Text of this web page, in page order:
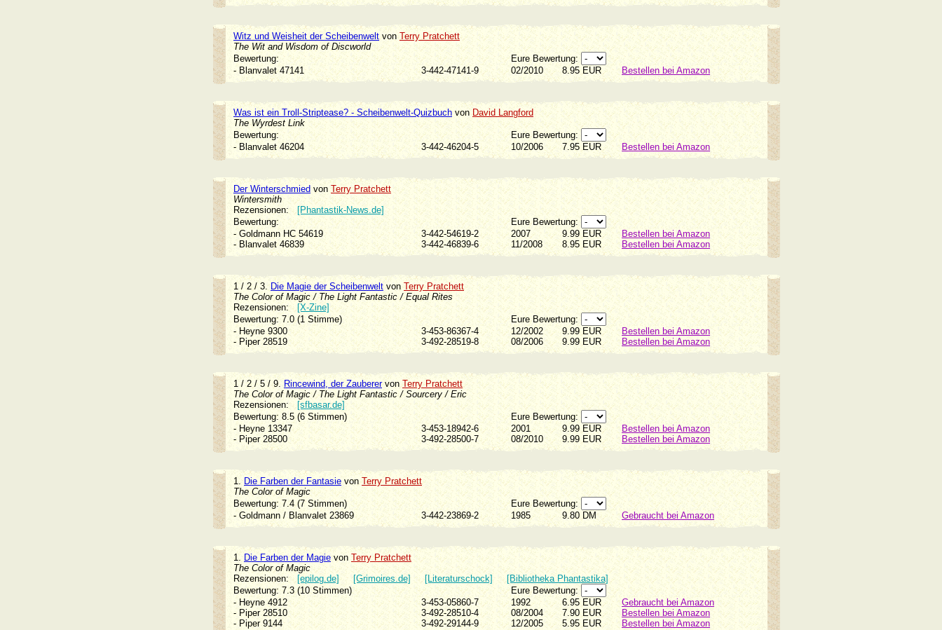
Witz und Weisheit der ScheibenweltvonTerry Pratchett
The Wit and Wisdom of Discworld
Bewertung:
Eure Bewertung:
- Blanvalet 47141
3-442-47141-9 02/2010 8.95 EUR Bestellen bei Amazon
Was ist ein Troll-Striptease? - Scheibenwelt-Quizbuchvon David Langford
The Wyrdest Link
Bewertung:
Eure Bewertung:
- Blanvalet 46204
3-442-46204-5 10/2006 7.95 EUR Bestellen bei Amazon
Der Winterschmied von Terry Pratchett
Wintersmith
Rezensionen:[Phantastik-News.de]
Bewertung:
Eure Bewertung:
- Goldmann HC 54619
3-442-54619-2 2007 9.99 EUR
Bestellen bei Amazon
- Blanvalet 46839
3-442-46839-6 11/2008 8.95 EUR Bestellen bei Amazon
1 / 2 / 3. Die Magie der Scheibenwelt vonTerry Pratchett
The Color of Magic / The Light Fantastic / Equal Rites
Rezensionen:[X-Zine]
Bewertung: 7.0 (1 Stimme)
Eure Bewertung:
- Heyne 9300
3-453-86367-4 12/2002 9.99 EUR
Bestellen bei Amazon
- Piper 28519
3-492-28519-8 08/2006 9.99 EUR Bestellen bei Amazon
1 / 2 / 5 / 9.Rincewind, der ZauberervonTerry Pratchett
The Color of Magic / The Light Fantastic / Sourcery / Eric
Rezensionen:[sfbasar.de]
Bewertung: 8.5 (6 Stimmen)
Eure Bewertung:
- Heyne 13347
3-453-18942-6 2001 9.99 EUR
Bestellen bei Amazon
- Piper 28500
3-492-28500-7 08/2010 9.99 EUR Bestellen bei Amazon
1. Die Farben der Fantasie vonTerry Pratchett
The Color of Magic
Bewertung: 7.4 (7 Stimmen)
Eure Bewertung:
- Goldmann / Blanvalet 23869
3-442-23869-2 1985 9.80 DM Gebraucht bei Amazon
1. Die Farben der Magie von Terry Pratchett
The Color of Magic
Rezensionen:[epilog.de] [Grimoires.de] [Literaturschock]
[Bibliotheka Phantastika]
Bewertung: 7.3 (10 Stimmen)
Eure Bewertung:
- Heyne 4912
3-453-05860-7 1992 6.95 EUR
Gebraucht bei Amazon
- Piper 28510
3-492-28510-4 08/2004 7.90 EUR
Bestellen bei Amazon
- Piper 9144
3-492-29144-9 12/2005 5.95 EUR
Bestellen bei Amazon